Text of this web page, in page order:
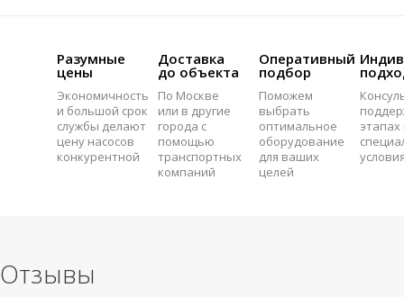
Разумные
цены
Экономичность
и большой срок
службы делают
цену насосов
конкурентной
Доставка
до объекта
По Москве
или в другие
города с
помощью
транспортных
компаний
Оперативный
подбор
Поможем
выбрать
оптимальное
оборудование
для ваших
целей
этапах
Отзывы